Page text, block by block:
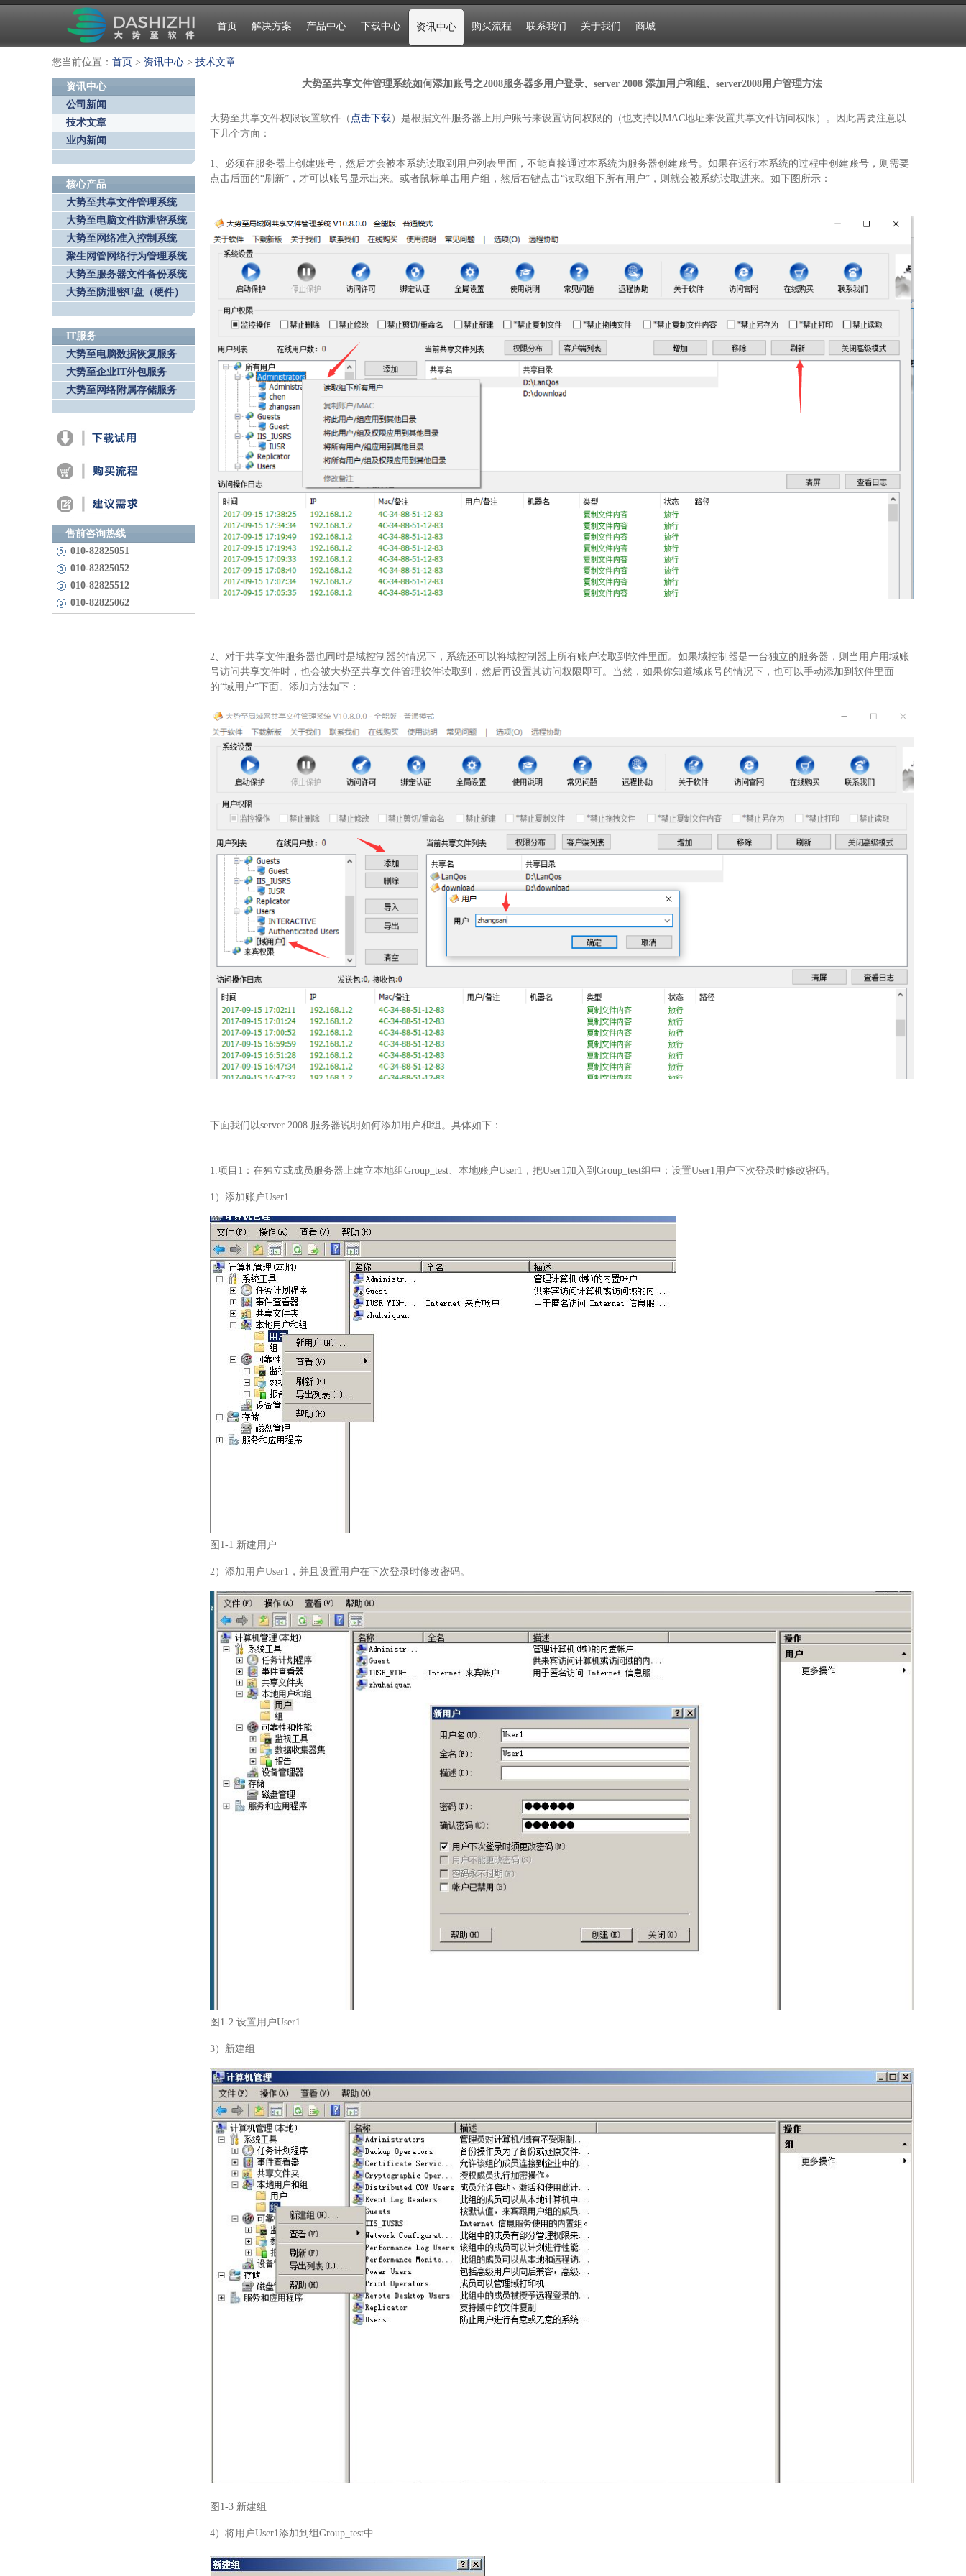
首页 解决方案 产品中心 下载中心 资讯中心 购买流程 联系我们 关于我们 商城
您当前位置： 首页 > 资讯中心 > 技术文章
资讯中心
公司新闻
技术文章
业内新闻
核心产品
大势至共享文件管理系统
大势至电脑文件防泄密系统
大势至网络准入控制系统
聚生网管网络行为管理系统
大势至服务器文件备份系统
大势至防泄密U盘（硬件）
IT服务
大势至电脑数据恢复服务
大势至企业IT外包服务
大势至网络附属存储服务
售前咨询热线
010-82825051
010-82825052
010-82825512
010-82825062
大势至共享文件管理系统如何添加账号之2008服务器多用户登录、server 2008 添加用户和组、server2008用户管理方法
大势至共享文件权限设置软件（ 点击下载）是根据文件服务器上用户账号来设置访问权限的（也支持以MAC地址来设置共享文件访问权限）。因此需要注意以
下几个方面：
1、必须在服务器上创建账号，然后才会被本系统读取到用户列表里面，不能直接通过本系统为服务器创建账号。如果在运行本系统的过程中创建账号，则需要
点击后面的“刷新”，才可以账号显示出来。或者鼠标单击用户组，然后右键点击“读取组下所有用户”，则就会被系统读取进来。如下图所示：
2、对于共享文件服务器也同时是域控制器的情况下，系统还可以将域控制器上所有账户读取到软件里面。如果域控制器是一台独立的服务器，则当用户用域账
号访问共享文件时，也会被大势至共享文件管理软件读取到，然后再设置其访问权限即可。当然，如果你知道域账号的情况下，也可以手动添加到软件里面
的“域用户”下面。添加方法如下：
下面我们以server 2008 服务器说明如何添加用户和组。具体如下：
1.项目1：在独立或成员服务器上建立本地组Group_test、本地账户User1，把User1加入到Group_test组中；设置User1用户下次登录时修改密码。
1）添加账户User1
图1-1 新建用户
2）添加用户User1，并且设置用户在下次登录时修改密码。
图1-2 设置用户User1
3）新建组
图1-3 新建组
4）将用户User1添加到组Group_test中